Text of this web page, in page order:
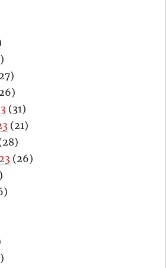
(31)
(21)
(26)